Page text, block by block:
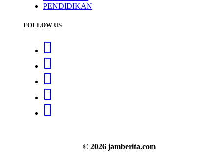
PENDIDIKAN
FOLLOW US
© 2026 jamberita.com